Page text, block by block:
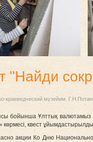
"Найди
краеведческий музейим.
бойынша Ұлттық валютамыз
көрмесі, квест
акции Ко Дню